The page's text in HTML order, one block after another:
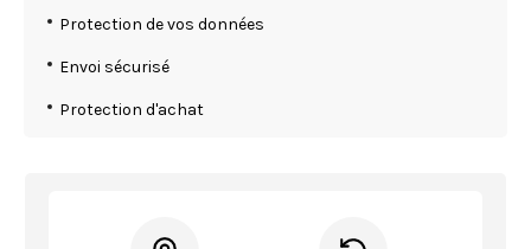
Protection de vos données
Envoi sécurisé
Protection d'achat